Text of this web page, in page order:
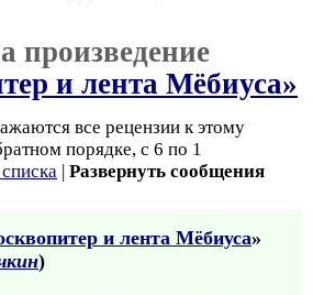
произведение
и лента Мёбиуса»
все рецензии к этому
порядке, с 6 по 1
| Развернуть сообщения
и лента Мёбиуса»
)